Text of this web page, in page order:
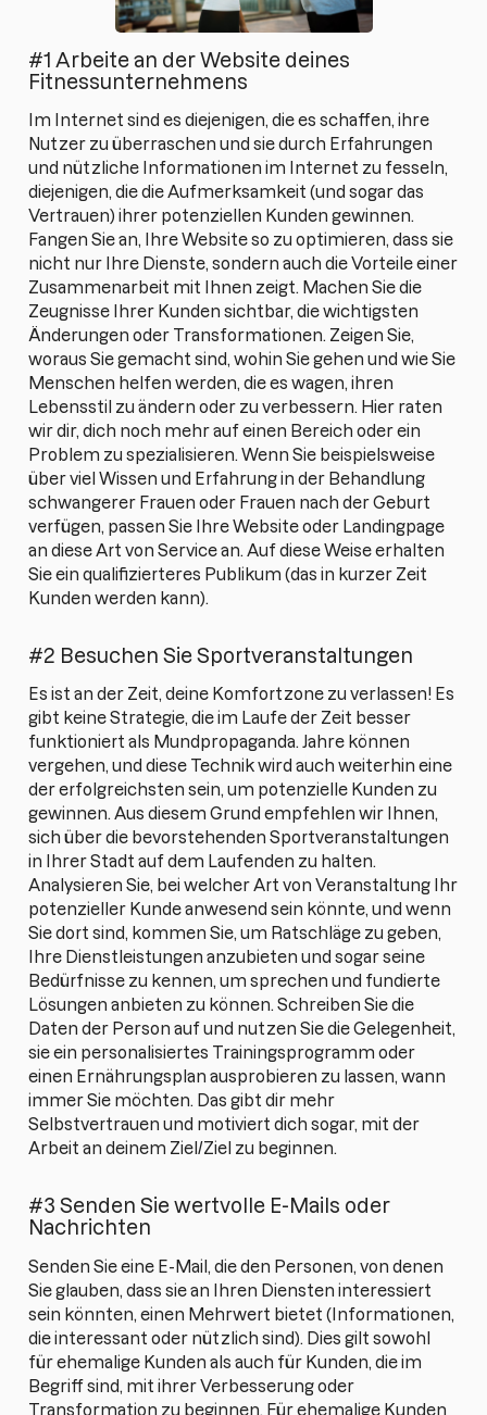
#1 Arbeite an der Website deines
Fitnessunternehmens
Im Internet sind es diejenigen, die es schaffen, ihre
Nutzer zu überraschen und sie durch Erfahrungen
und nützliche Informationen im Internet zu fesseln,
diejenigen, die die Aufmerksamkeit (und sogar das
Vertrauen) ihrer potenziellen Kunden gewinnen.
Fangen Sie an, Ihre Website so zu optimieren, dass sie
nicht nur Ihre Dienste, sondern auch die Vorteile einer
Zusammenarbeit mit Ihnen zeigt. Machen Sie die
Zeugnisse Ihrer Kunden sichtbar, die wichtigsten
Änderungen oder Transformationen. Zeigen Sie,
woraus Sie gemacht sind, wohin Sie gehen und wie Sie
Menschen helfen werden, die es wagen, ihren
Lebensstil zu ändern oder zu verbessern. Hier raten
wir dir, dich noch mehr auf einen Bereich oder ein
Problem zu spezialisieren. Wenn Sie beispielsweise
über viel Wissen und Erfahrung in der Behandlung
schwangerer Frauen oder Frauen nach der Geburt
verfügen, passen Sie Ihre Website oder Landingpage
an diese Art von Service an. Auf diese Weise erhalten
Sie ein qualifizierteres Publikum (das in kurzer Zeit
Kunden werden kann).
#2 Besuchen Sie Sportveranstaltungen
Es ist an der Zeit, deine Komfortzone zu verlassen! Es
gibt keine Strategie, die im Laufe der Zeit besser
funktioniert als Mundpropaganda. Jahre können
vergehen, und diese Technik wird auch weiterhin eine
der erfolgreichsten sein, um potenzielle Kunden zu
gewinnen. Aus diesem Grund empfehlen wir Ihnen,
sich über die bevorstehenden Sportveranstaltungen
in Ihrer Stadt auf dem Laufenden zu halten.
Analysieren Sie, bei welcher Art von Veranstaltung Ihr
potenzieller Kunde anwesend sein könnte, und wenn
Sie dort sind, kommen Sie, um Ratschläge zu geben,
Ihre Dienstleistungen anzubieten und sogar seine
Bedürfnisse zu kennen, um sprechen und fundierte
Lösungen anbieten zu können. Schreiben Sie die
Daten der Person auf und nutzen Sie die Gelegenheit,
sie ein personalisiertes Trainingsprogramm oder
einen Ernährungsplan ausprobieren zu lassen, wann
immer Sie möchten. Das gibt dir mehr
Selbstvertrauen und motiviert dich sogar, mit der
Arbeit an deinem Ziel/Ziel zu beginnen.
#3 Senden Sie wertvolle E-Mails oder
Nachrichten
Senden Sie eine E-Mail, die den Personen, von denen
Sie glauben, dass sie an Ihren Diensten interessiert
sein könnten, einen Mehrwert bietet (Informationen,
die interessant oder nützlich sind). Dies gilt sowohl
für ehemalige Kunden als auch für Kunden, die im
Begriff sind, mit ihrer Verbesserung oder
Transformation zu beginnen. Für ehemalige Kunden